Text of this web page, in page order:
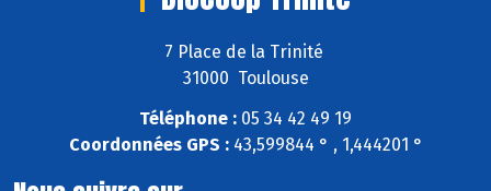
7 Place de la Trinité
31000 Toulouse
Téléphone : 05 34 42 49 19
Coordonnées GPS :43,599844 ° , 1,444201 °